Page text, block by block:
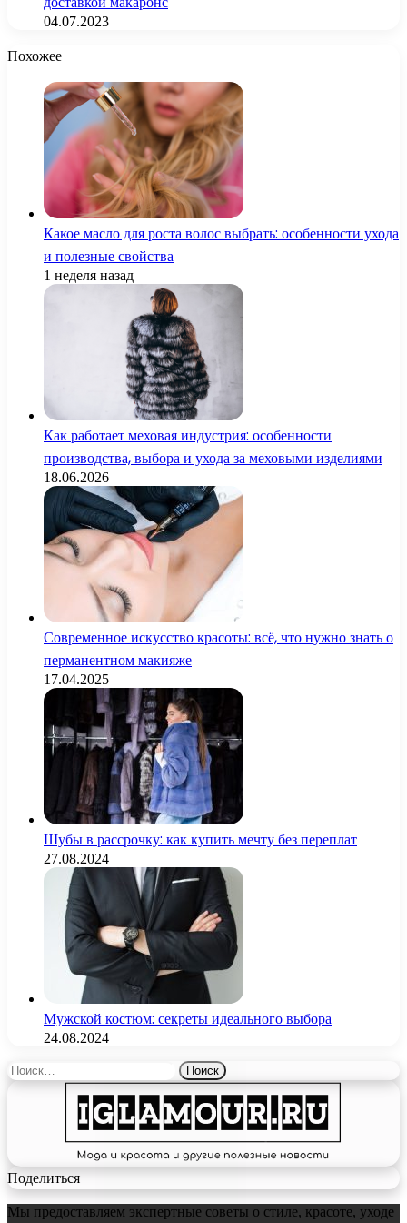
04.07.2023
Похожее
Какое масло для роста волос выбрать: особенности ухода
и полезные свойства
1 неделя назад
Как работает меховая индустрия: особенности
производства, выбора и ухода за меховыми изделиями
18.06.2026
Современное искусство красоты: всё, что нужно знать о
перманентном макияже
17.04.2025
Шубы в рассрочку: как купить мечту без переплат
27.08.2024
Мужской костюм: секреты идеального выбора
24.08.2024
Найти:
Поделиться
Мы предоставляем экспертные советы о стиле, красоте, уходе